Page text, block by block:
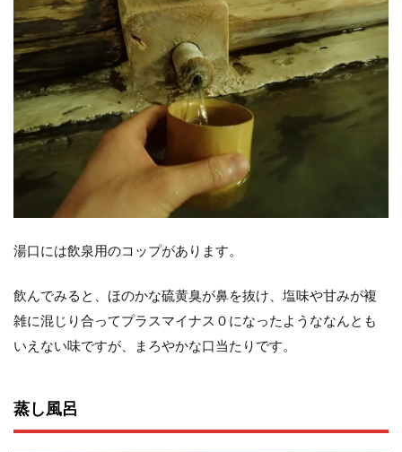
湯口には飲泉用のコップがあります。
飲んでみると、ほのかな硫黄臭が鼻を抜け、塩味や甘みが複
雑に混じり合ってプラスマイナス０になったようななんとも
いえない味ですが、まろやかな口当たりです。
蒸し風呂